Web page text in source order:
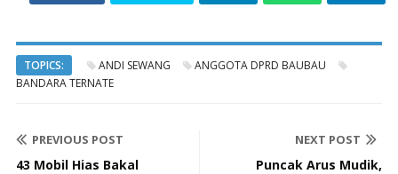
TOPICS: ANDI SEWANG
ANGGOTA DPRD BAUBAU
BANDARA TERNATE
PREVIOUS POST
43 Mobil Hias Bakal
NEXT POST
Puncak Arus Mudik,